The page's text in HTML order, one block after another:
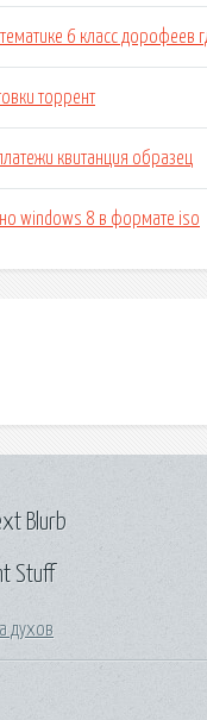
6 класс дорофеев
торрент
квитанция образец
windows 8 в формате iso
Stuff
духов
Blurb